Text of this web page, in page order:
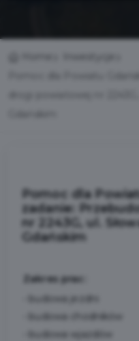
Pomoc dla
zadanie:
nr 2243G, ul.
Gdańskim
Zakres prac:
• budowa jezdni
• budowa chodników
• budowa wjazdów